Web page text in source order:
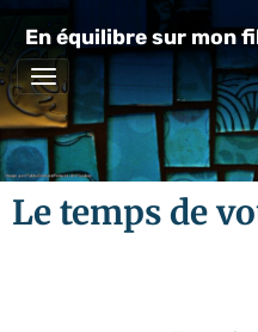
En équilibre sur mon
Le temps de